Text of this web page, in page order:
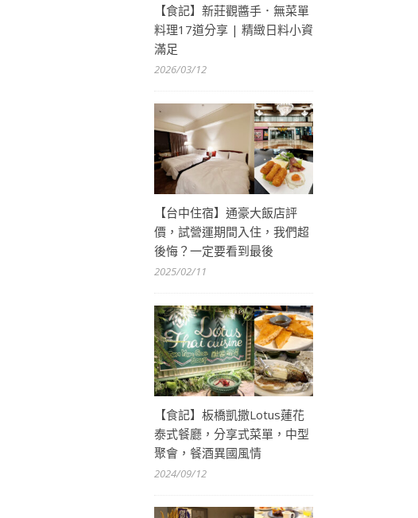
【食記】新莊觀醬手．無菜單
料理17道分享 | 精緻日料小資
滿足
2026/03/12
【台中住宿】通豪大飯店評
價，試營運期間入住，我們超
後悔？一定要看到最後
2025/02/11
【食記】板橋凱撒Lotus蓮花
泰式餐廳，分享式菜單，中型
聚會，餐酒異國風情
2024/09/12